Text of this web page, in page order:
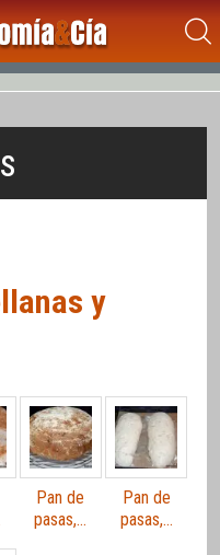
y
Pan de
pasas,…
Pan de
pasas,…